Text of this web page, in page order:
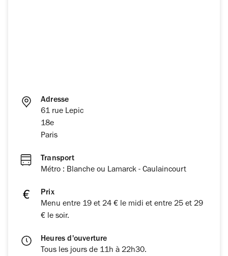
Adresse
61 rue Lepic
18e
Paris
Transport
Métro : Blanche ou Lamarck - Caulaincourt
Prix
Menu entre 19 et 24 € le midi et entre 25 et 29
€ le soir.
Heures d'ouverture
Tous les jours de 11h à 22h30.